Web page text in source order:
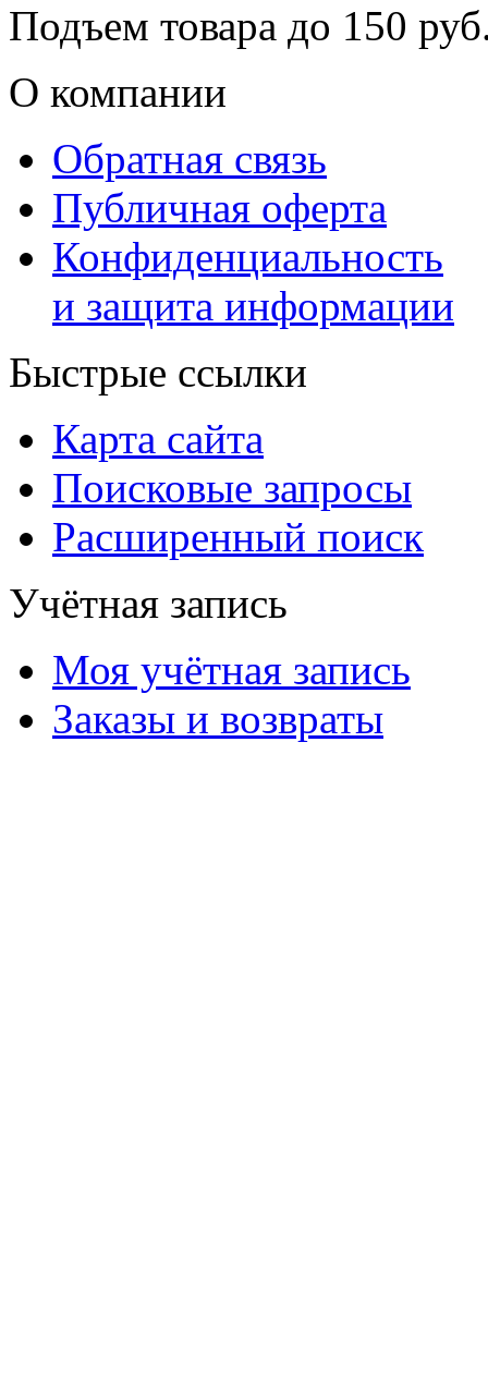
Подъем товара до 150
О компании
Обратная связь
Публичная оферта
Конфиденциальность
и защита информации
Быстрые ссылки
Карта сайта
Поисковые запросы
Расширенный поиск
Учётная запись
Моя учётная запись
Заказы и возвраты